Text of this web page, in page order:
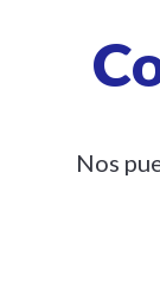
Nos